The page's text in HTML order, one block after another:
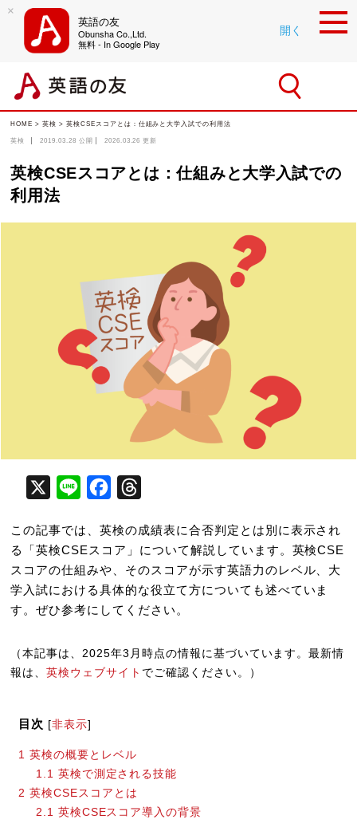
×
英語の友
Obunsha Co.,Ltd.
無料 - In Google Play
開く
HOME >英検 > 英検CSEスコアとは：仕組みと大学入試での利用法
英検 2019.03.28 公開 2026.03.26 更新
英検CSEスコアとは：仕組みと大学入試での
利用法
X Line Facebook
この記事では、英検の成績表に合否判定とは別に表示され
る「英検CSEスコア」について解説しています。英検CSE
スコアの仕組みや、そのスコアが示す英語力のレベル、大
学入試における具体的な役立て方についても述べていま
す。ぜひ参考にしてください。
（本記事は、2025年3月時点の情報に基づいています。最新情
報は、英検ウェブサイト でご確認ください。）
目次 [非表示]
1 英検の概要とレベル
1.1 英検で測定される技能
2 英検CSEスコアとは
2.1 英検CSEスコア導入の背景